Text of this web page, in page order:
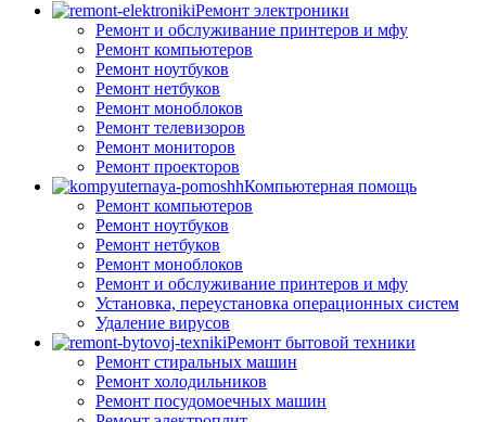
Ремонт электроники
Ремонт и обслуживание принтеров и мфу
Ремонт компьютеров
Ремонт ноутбуков
Ремонт нетбуков
Ремонт моноблоков
Ремонт телевизоров
Ремонт мониторов
Ремонт проекторов
Компьютерная помощь
Ремонт компьютеров
Ремонт ноутбуков
Ремонт нетбуков
Ремонт моноблоков
Ремонт и обслуживание принтеров и мфу
Установка, переустановка операционных систем
Удаление вирусов
Ремонт бытовой техники
Ремонт стиральных машин
Ремонт холодильников
Ремонт посудомоечных машин